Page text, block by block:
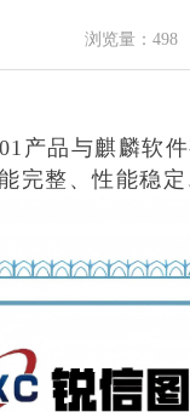
产品与麒麟软
完整、性能稳
浏览量： 498